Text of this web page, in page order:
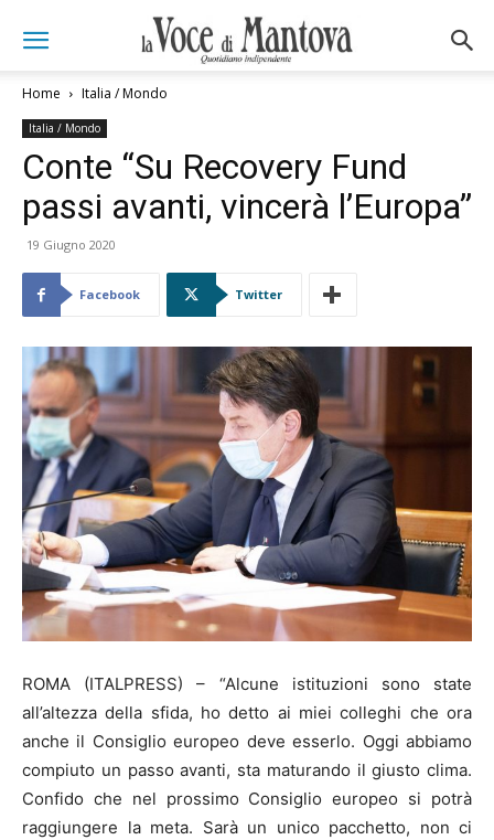
Home Italia / Mondo
Italia / Mondo
Conte “Su Recovery Fund
passi avanti, vincerà l’Europa”
19 Giugno 2020
Facebook Twitter
ROMA (ITALPRESS) – “Alcune istituzioni sono state
all’altezza della sfida, ho detto ai miei colleghi che ora
anche il Consiglio europeo deve esserlo. Oggi abbiamo
compiuto un passo avanti, sta maturando il giusto clima.
Confido che nel prossimo Consiglio europeo si potrà
raggiungere la meta. Sarà un unico pacchetto, non ci